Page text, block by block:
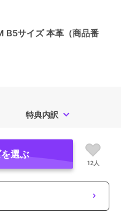
B5サイズ 本革（商品番
特典内訳
選ぶ
12人